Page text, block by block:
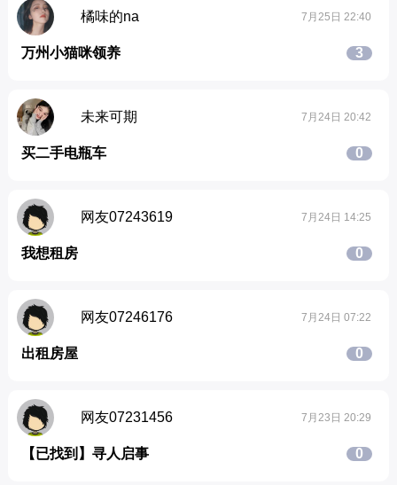
橘味的na 7月25日 22:40
万州小猫咪领养 3
未来可期 7月24日 20:42
买二手电瓶车 0
网友07243619 7月24日 14:25
我想租房 0
网友07246176 7月24日 07:22
出租房屋 0
网友07231456 7月23日 20:29
【已找到】寻人启事 0